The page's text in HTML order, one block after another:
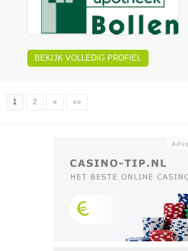
BEKIJK VOLLEDIG PROFIEL
1 2 » »»